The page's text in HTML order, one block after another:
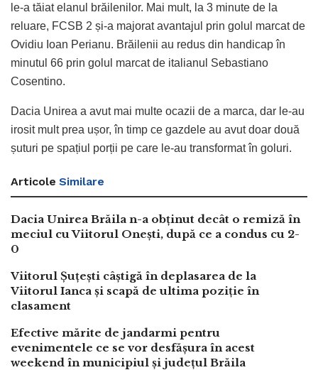
le-a tăiat elanul brăilenilor. Mai mult, la 3 minute de la
reluare, FCSB 2 și-a majorat avantajul prin golul marcat de
Ovidiu Ioan Perianu. Brăilenii au redus din handicap în
minutul 66 prin golul marcat de italianul Sebastiano
Cosentino.
Dacia Unirea a avut mai multe ocazii de a marca, dar le-au
irosit mult prea ușor, în timp ce gazdele au avut doar două
șuturi pe spațiul porții pe care le-au transformat în goluri.
Articole Similare
Dacia Unirea Brăila n-a obținut decât o remiză în
meciul cu Viitorul Onești, după ce a condus cu 2-
0
Viitorul Șuțești câștigă în deplasarea de la
Viitorul Ianca și scapă de ultima poziție în
clasament
Efective mărite de jandarmi pentru
evenimentele ce se vor desfășura în acest
weekend în municipiul și județul Brăila